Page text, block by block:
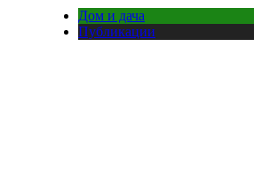
Дом и дача
Публикации